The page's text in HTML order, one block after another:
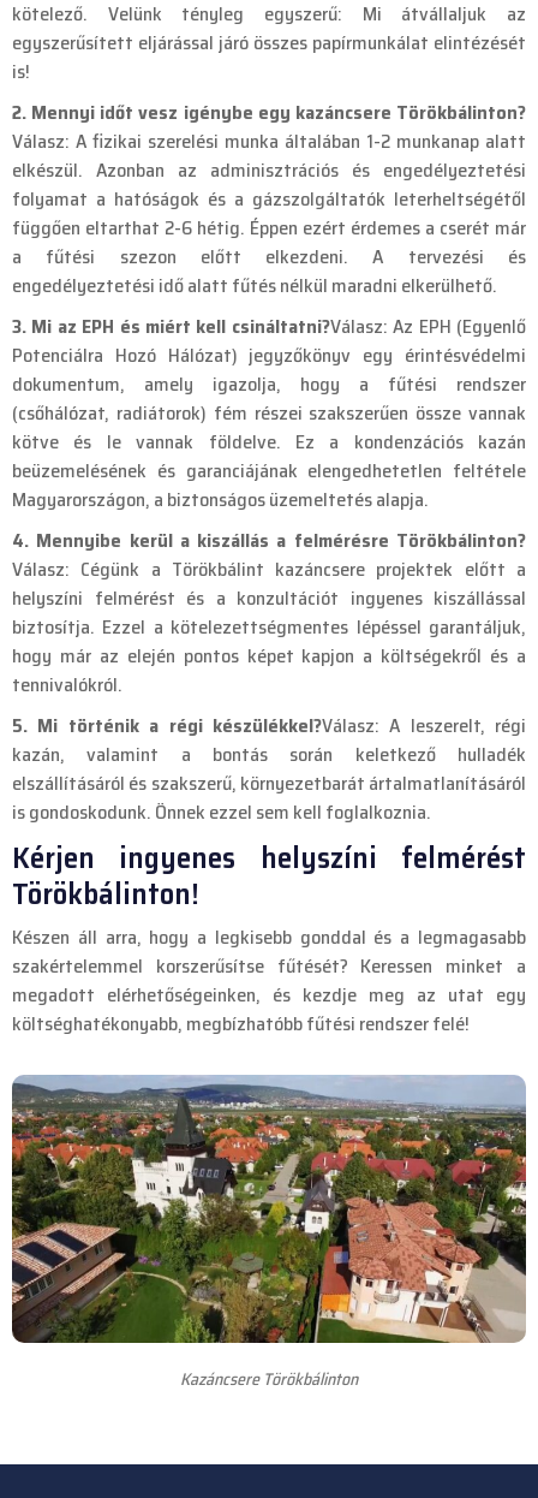
kötelező. Velünk tényleg egyszerű: Mi átvállaljuk az
egyszerűsített eljárással járó összes papírmunkálat elintézését
is!
2. Mennyi időt vesz igénybe egy kazáncsere Törökbálinton?
Válasz: A fizikai szerelési munka általában 1-2 munkanap alatt
elkészül. Azonban az adminisztrációs és engedélyeztetési
folyamat a hatóságok és a gázszolgáltatók leterheltségétől
függően eltarthat 2-6 hétig. Éppen ezért érdemes a cserét már
a fűtési szezon előtt elkezdeni. A tervezési és
engedélyeztetési idő alatt fűtés nélkül maradni elkerülhető.
3. Mi az EPH és miért kell csináltatni?Válasz: Az EPH (Egyenlő
Potenciálra Hozó Hálózat) jegyzőkönyv egy érintésvédelmi
dokumentum, amely igazolja, hogy a fűtési rendszer
(csőhálózat, radiátorok) fém részei szakszerűen össze vannak
kötve és le vannak földelve. Ez a kondenzációs kazán
beüzemelésének és garanciájának elengedhetetlen feltétele
Magyarországon, a biztonságos üzemeltetés alapja.
4. Mennyibe kerül a kiszállás a felmérésre Törökbálinton?
Válasz: Cégünk a Törökbálint kazáncsere projektek előtt a
helyszíni felmérést és a konzultációt ingyenes kiszállással
biztosítja. Ezzel a kötelezettségmentes lépéssel garantáljuk,
hogy már az elején pontos képet kapjon a költségekről és a
tennivalókról.
5. Mi történik a régi készülékkel?Válasz: A leszerelt, régi
kazán, valamint a bontás során keletkező hulladék
elszállításáról és szakszerű, környezetbarát ártalmatlanításáról
is gondoskodunk. Önnek ezzel sem kell foglalkoznia.
Kérjen ingyenes helyszíni felmérést
Törökbálinton!
Készen áll arra, hogy a legkisebb gonddal és a legmagasabb
szakértelemmel korszerűsítse fűtését? Keressen minket a
megadott elérhetőségeinken, és kezdje meg az utat egy
költséghatékonyabb, megbízhatóbb fűtési rendszer felé!
Kazáncsere Törökbálinton